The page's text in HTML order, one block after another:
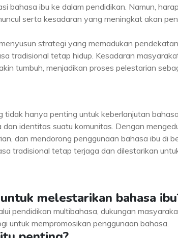
bahasa ibu ke dalam pendidikan. Namun,
serta kesadaran yang meningkat akan
strategi yang memadukan pendekatan
tradisional tetap hidup. Kesadaran
tumbuh, menjadikan proses pelestarian
tidak hanya penting untuk keberlanjutan
identitas suatu komunitas. Dengan
dan mendorong penggunaan bahasa ibu di
tradisional tetap terjaga dan dilestarikan
melestarikan bahasa
pendidikan multibahasa, dukungan
untuk mempromosikan penggunaan bahasa.